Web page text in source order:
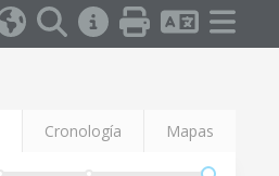
Cronología Mapas